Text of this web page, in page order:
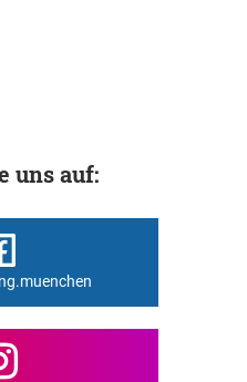
uns auf: